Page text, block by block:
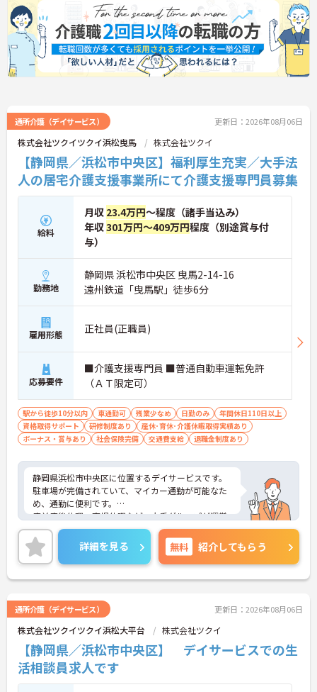
通所介護（デイサービス） 更新日：2026年08月06日
株式会社ツクイツクイ浜松曳馬 株式会社ツクイ
【静岡県／浜松市中央区】福利厚生充実／大手法
人の居宅介護支援事業所にて介護支援専門員募集
給料
月収 23.4万円～程度（諸手当込み）
年収301万円～409万円程度（別途賞与付
与）
勤務地
静岡県 浜松市中央区 曳馬2-14-16
遠州鉄道「曳馬駅」徒歩6分
雇用形態 正社員(正職員)
応募要件
■介護支援専門員 ■普通自動車運転免許
（ＡＴ限定可）
駅から徒歩10分以内 車通勤可 残業少なめ 日勤のみ
年間休日110日以上
資格取得サポート
研修制度あり
産休･育休･介護休暇取得実績あり
ボーナス・賞与あり
社会保険完備 交通費支給 退職金制度あり
静岡県浜松市中央区に位置するデイサービスです。
駐車場が完備されていて、マイカー通勤が可能なた
め、通勤に便利です。
産前産後休暇、育児休暇など、大手グループが運営
する施設のため、福利厚生も非常に充実しておりま
す！
未経験の方でも丁寧に指導・研修制度も整っており
ますので安心して働ける環境です。
ご興味をお持ちの方には、詳細の情報や面接のポイ
さい。
詳細を見る 無料 紹介してもらう
通所介護（デイサービス） 更新日：2026年08月06日
株式会社ツクイツクイ浜松大平台 株式会社ツクイ
【静岡県／浜松市中央区】 デイサービスでの生
活相談員求人です